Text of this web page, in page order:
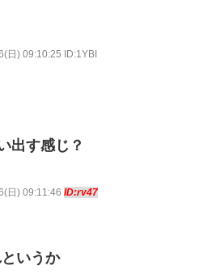
日) 09:10:25 ID:1YBI
出す感じ？
日) 09:11:46 ID:rv47
いうか